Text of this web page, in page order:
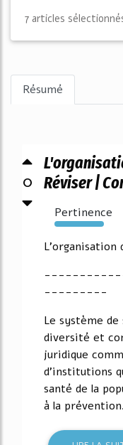
7 articles
Résumé
0
Réviser |
Pertinence
6178%
L'organisation
---------
Le système
diversité et
juridique
d'institutions
santé de la
à la